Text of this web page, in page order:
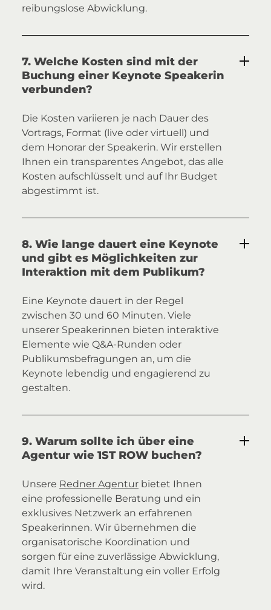
reibungslose Abwicklung.
7. Welche Kosten sind mit der
Buchung einer Keynote Speakerin
verbunden?
Die Kosten variieren je nach Dauer des
Vortrags, Format (live oder virtuell) und
dem Honorar der Speakerin. Wir erstellen
Ihnen ein transparentes Angebot, das alle
Kosten aufschlüsselt und auf Ihr Budget
abgestimmt ist.
8. Wie lange dauert eine Keynote
und gibt es Möglichkeiten zur
Interaktion mit dem Publikum?
Eine Keynote dauert in der Regel
zwischen 30 und 60 Minuten. Viele
unserer Speakerinnen bieten interaktive
Elemente wie Q&A-Runden oder
Publikumsbefragungen an, um die
Keynote lebendig und engagierend zu
gestalten.
9. Warum sollte ich über eine
Agentur wie 1ST ROW buchen?
Unsere Redner Agentur bietet Ihnen
eine professionelle Beratung und ein
exklusives Netzwerk an erfahrenen
Speakerinnen. Wir übernehmen die
organisatorische Koordination und
sorgen für eine zuverlässige Abwicklung,
damit Ihre Veranstaltung ein voller Erfolg
wird.